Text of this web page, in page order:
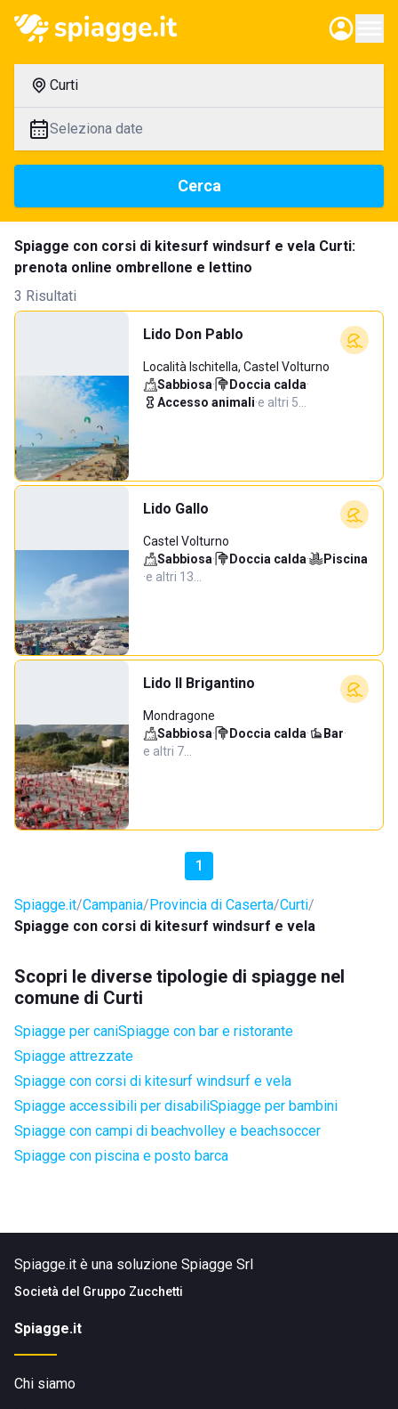
Curti
Seleziona date
Cerca
Spiagge con corsi di kitesurf windsurf e vela Curti:
prenota online ombrellone e lettino
3 Risultati
Lido Don Pablo
Località Ischitella, Castel Volturno
Sabbiosa· Doccia calda·
Accesso animali·e altri 5…
Lido Gallo
Castel Volturno
Sabbiosa· Doccia calda·
Piscina
·e altri 13…
Lido Il Brigantino
Mondragone
Sabbiosa· Doccia calda· Bar·
e altri 7…
1
Spiagge.it Campania Provincia di Caserta Curti
Spiagge con corsi di kitesurf windsurf e vela
Scopri le diverse tipologie di spiagge nel
comune di Curti
Spiagge per caniSpiagge con bar e ristorante
Spiagge attrezzate
Spiagge con corsi di kitesurf windsurf e vela
Spiagge accessibili per disabiliSpiagge per bambini
Spiagge con campi di beachvolley e beachsoccer
Spiagge con piscina e posto barca
Spiagge.it è una soluzione Spiagge Srl
Società del Gruppo Zucchetti
Spiagge.it
Chi siamo